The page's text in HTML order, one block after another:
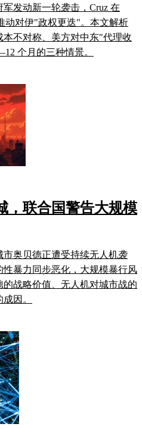
发动新一轮袭击，Cruz 在
动对伊"政权更迭"。本文解析
不对称、美方对中东"代理收
个月的三种情景。
，联合国警告大规模
奥贝德正遭受持续无人机袭
暴力同步恶化，大规模暴行风
战略价值、无人机对城市战的
因。